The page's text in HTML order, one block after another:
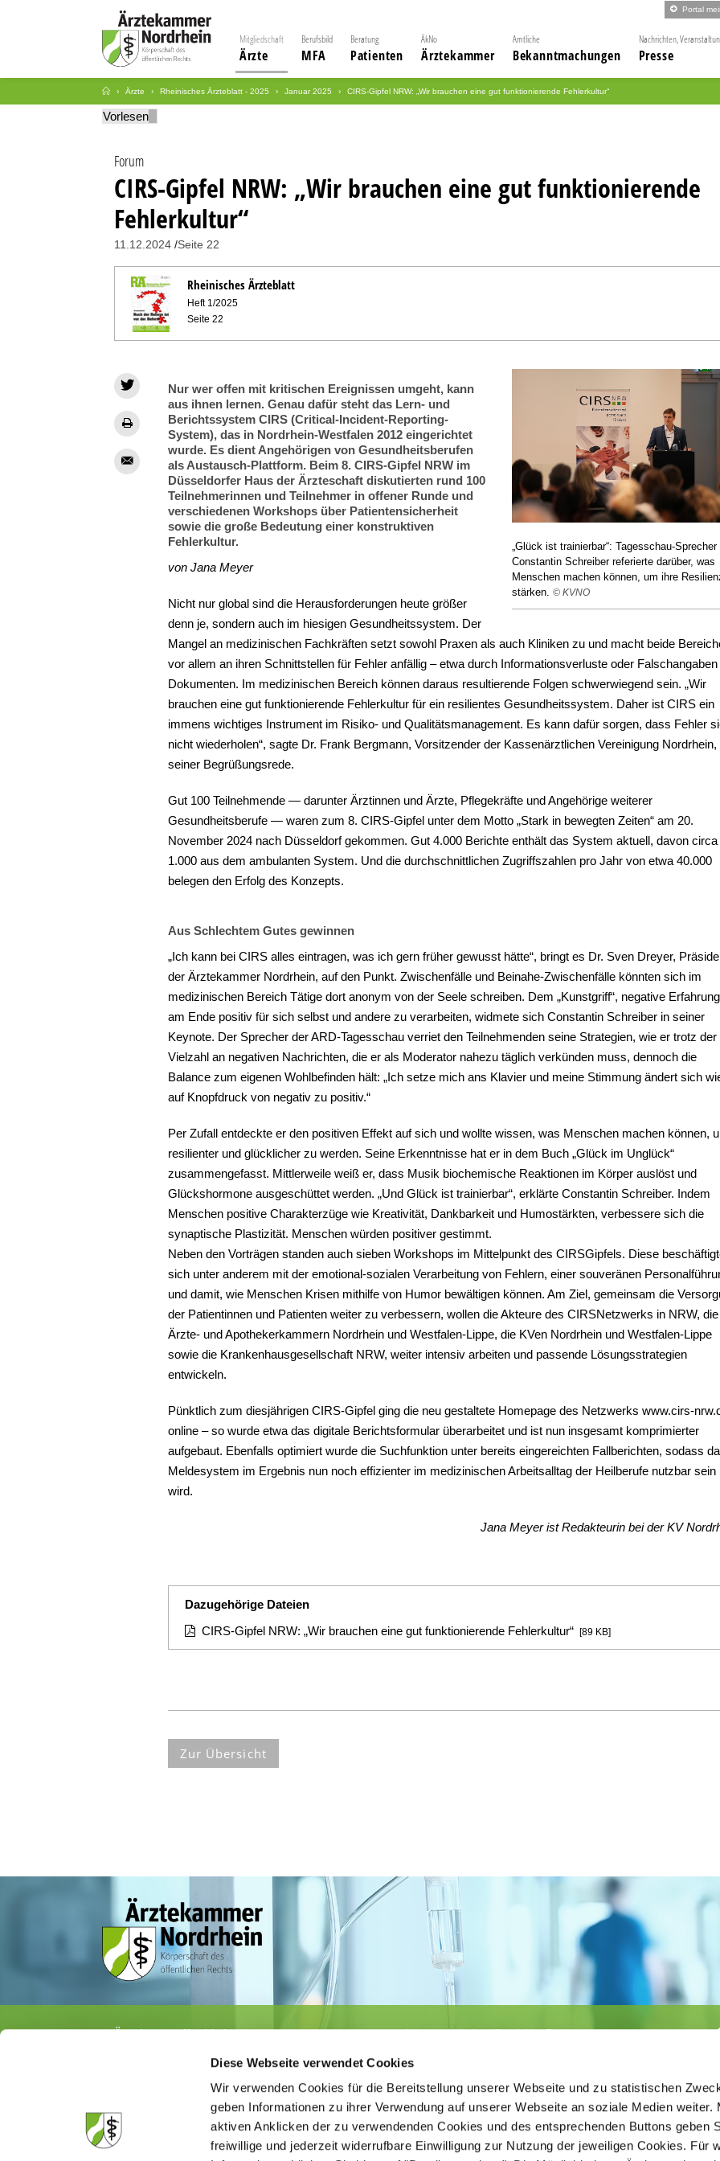
Diese Webseite verwendet Cookies
Wir verwenden Cookies für die Bereitstellung unserer Webseite und zu statistischen
geben Informationen zu ihrer Verwendung auf unserer Webseite an soziale Medien weiter.
aktiven Anklicken der zu verwendenden Cookies und des entsprechenden Buttons geben
freiwillige und jederzeit widerrufbare Einwilligung zur Nutzung der jeweiligen Cookies. Für
Portal
Mitgliedschaft
Ärzte
Berufsbild
MFA
Beratung
Patienten
ÄkNo
Ärztekammer
Amtliche
Bekanntmachungen
Nachrichten,
Presse
Ärzte Rheinisches Ärzteblatt - 2025 Januar 2025 CIRS-Gipfel NRW: „Wir brauchen eine gut funktionierende Fehlerkultur“
Vorlesen
Forum
CIRS-Gipfel NRW: „Wir brauchen eine gut funktionierende
Fehlerkultur“
11.12.2024 Seite 22
Rheinisches Ärzteblatt
Heft 1/2025
Seite 22
„Glück ist trainierbar“: Tagesschau-Sprecher
Constantin Schreiber referierte darüber, was
Menschen machen können, um ihre
stärken. © KVNO
Nur wer offen mit kritischen Ereignissen umgeht, kann
aus ihnen lernen. Genau dafür steht das Lern- und
Berichtssystem CIRS (Critical-Incident-Reporting-
System), das in Nordrhein-Westfalen 2012 eingerichtet
wurde. Es dient Angehörigen von Gesundheitsberufen
als Austausch-Plattform. Beim 8. CIRS-Gipfel NRW im
Düsseldorfer Haus der Ärzteschaft diskutierten rund 100
Teilnehmerinnen und Teilnehmer in offener Runde und
verschiedenen Workshops über Patientensicherheit
sowie die große Bedeutung einer konstruktiven
Fehlerkultur.
von Jana Meyer
Nicht nur global sind die Herausforderungen heute größer
denn je, sondern auch im hiesigen Gesundheitssystem. Der
Mangel an medizinischen Fachkräften setzt sowohl Praxen als auch Kliniken zu und macht beide
vor allem an ihren Schnittstellen für Fehler anfällig – etwa durch Informationsverluste oder Falschangaben
Dokumenten. Im medizinischen Bereich können daraus resultierende Folgen schwerwiegend sein. „Wir
brauchen eine gut funktionierende Fehlerkultur für ein resilientes Gesundheitssystem. Daher ist CIRS ein
immens wichtiges Instrument im Risiko- und Qualitätsmanagement. Es kann dafür sorgen, dass Fehler
nicht wiederholen“, sagte Dr. Frank Bergmann, Vorsitzender der Kassenärztlichen Vereinigung Nordrhein,
seiner Begrüßungsrede.
Gut 100 Teilnehmende — darunter Ärztinnen und Ärzte, Pflegekräfte und Angehörige weiterer
Gesundheitsberufe — waren zum 8. CIRS-Gipfel unter dem Motto „Stark in bewegten Zeiten“ am 20.
November 2024 nach Düsseldorf gekommen. Gut 4.000 Berichte enthält das System aktuell, davon circa
1.000 aus dem ambulanten System. Und die durchschnittlichen Zugriffszahlen pro Jahr von etwa 40.000
belegen den Erfolg des Konzepts.
Aus Schlechtem Gutes gewinnen
„Ich kann bei CIRS alles eintragen, was ich gern früher gewusst hätte“, bringt es Dr. Sven Dreyer,
der Ärztekammer Nordrhein, auf den Punkt. Zwischenfälle und Beinahe-Zwischenfälle könnten sich im
medizinischen Bereich Tätige dort anonym von der Seele schreiben. Dem „Kunstgriff“, negative
am Ende positiv für sich selbst und andere zu verarbeiten, widmete sich Constantin Schreiber in seiner
Keynote. Der Sprecher der ARD-Tagesschau verriet den Teilnehmenden seine Strategien, wie er trotz der
Vielzahl an negativen Nachrichten, die er als Moderator nahezu täglich verkünden muss, dennoch die
Balance zum eigenen Wohlbefinden hält: „Ich setze mich ans Klavier und meine Stimmung ändert sich
auf Knopfdruck von negativ zu positiv.“
Per Zufall entdeckte er den positiven Effekt auf sich und wollte wissen, was Menschen machen können,
resilienter und glücklicher zu werden. Seine Erkenntnisse hat er in dem Buch „Glück im Unglück“
zusammengefasst. Mittlerweile weiß er, dass Musik biochemische Reaktionen im Körper auslöst und
Glückshormone ausgeschüttet werden. „Und Glück ist trainierbar“, erklärte Constantin Schreiber. Indem
Menschen positive Charakterzüge wie Kreativität, Dankbarkeit und Humostärkten, verbessere sich die
synaptische Plastizität. Menschen würden positiver gestimmt.
Neben den Vorträgen standen auch sieben Workshops im Mittelpunkt des CIRSGipfels. Diese
sich unter anderem mit der emotional-sozialen Verarbeitung von Fehlern, einer souveränen
und damit, wie Menschen Krisen mithilfe von Humor bewältigen können. Am Ziel, gemeinsam die
der Patientinnen und Patienten weiter zu verbessern, wollen die Akteure des CIRSNetzwerks in NRW, die
Ärzte- und Apothekerkammern Nordrhein und Westfalen-Lippe, die KVen Nordrhein und Westfalen-Lippe
sowie die Krankenhausgesellschaft NRW, weiter intensiv arbeiten und passende Lösungsstrategien
entwickeln.
Pünktlich zum diesjährigen CIRS-Gipfel ging die neu gestaltete Homepage des Netzwerks www.cirs-
online – so wurde etwa das digitale Berichtsformular überarbeitet und ist nun insgesamt komprimierter
aufgebaut. Ebenfalls optimiert wurde die Suchfunktion unter bereits eingereichten Fallberichten, sodass
Meldesystem im Ergebnis nun noch effizienter im medizinischen Arbeitsalltag der Heilberufe nutzbar sein
wird.
Jana Meyer ist Redakteurin bei der KV
Dazugehörige Dateien
CIRS-Gipfel NRW: „Wir brauchen eine gut funktionierende Fehlerkultur“ [89 KB]
Zur Übersicht
Ärztekammer Nordrhein
· Fax 0211 / 4302 2009
aerztekammer@aekno.de
Körperschaft des öffentlichen Rechts